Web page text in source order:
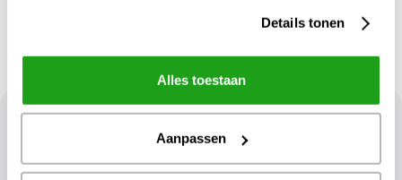
Details tonen
Alles toestaan
Aanpassen
Stay up to date with the latest
developments